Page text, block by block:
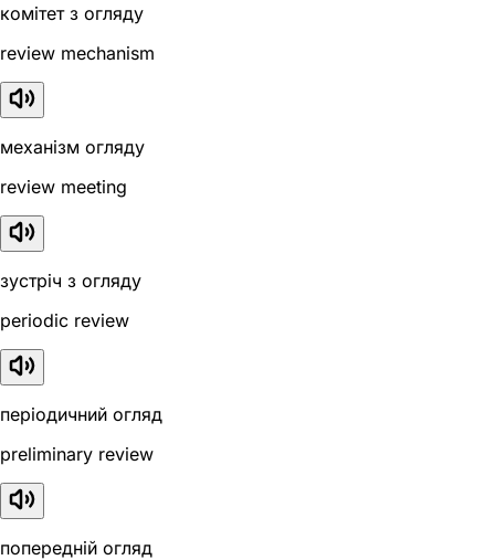
комітет з огляду
review mechanism
механізм огляду
review meeting
зустріч з огляду
periodic review
періодичний огляд
preliminary review
попередній огляд